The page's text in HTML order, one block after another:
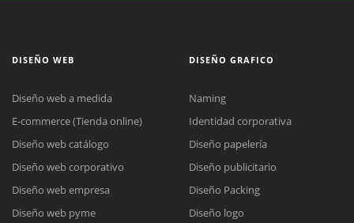
DISEÑO WEB
Diseño web a medida
E-commerce (Tienda online)
Diseño web catálogo
Diseño web corporativo
Diseño web empresa
Diseño web pyme
DISEÑO GRAFICO
Naming
Identidad corporativa
Diseño papelería
Diseño publicitario
Diseño Packing
Diseño logo